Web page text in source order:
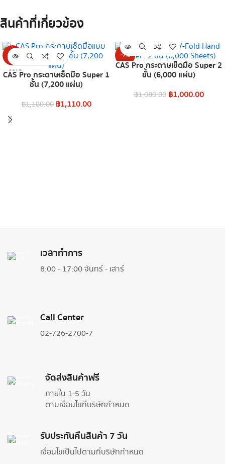
สินค้าที่เกี่ยวข้อง
-6%
SOLD
OUT
CAS Pro กระดาษเช็ดมือ Super 1
ชั้น (7,200 แผ่น)
฿1,180.00 ฿1,110.00
-7%
CAS Pro กระดาษเช็ดมือ Super 2
ชั้น (6,000 แผ่น)
฿1,080.00 ฿1,000.00
เวลาทำการ
8:00 - 17:00 จันทร์ - เสาร์
Call Center
02-726-2700-7
จัดส่งสินค้าฟรี
ภายใน 1-5 วัน
ตามเงื่อนไขที่บริษัทกำหนด
รับประกันคืนสินค้า 7 วัน
เงื่อนไขเป็นไปตามที่บริษัทกำหนด